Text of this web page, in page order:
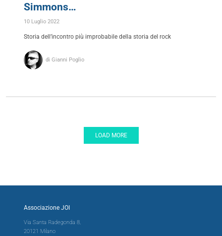
Simmons…
10 Luglio 2022
Storia dell’incontro più improbabile della storia del rock
di Gianni Poglio
LOAD MORE
Associazione JOI
Via Santa Radegonda 8,
20121 Milano